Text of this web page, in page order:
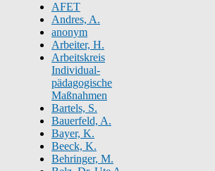
AFET
Andres, A.
anonym
Arbeiter, H.
Arbeitskreis
Individual-
pädagogische
Maßnahmen
Bartels, S.
Bauerfeld, A.
Bayer, K.
Beeck, K.
Behringer, M.